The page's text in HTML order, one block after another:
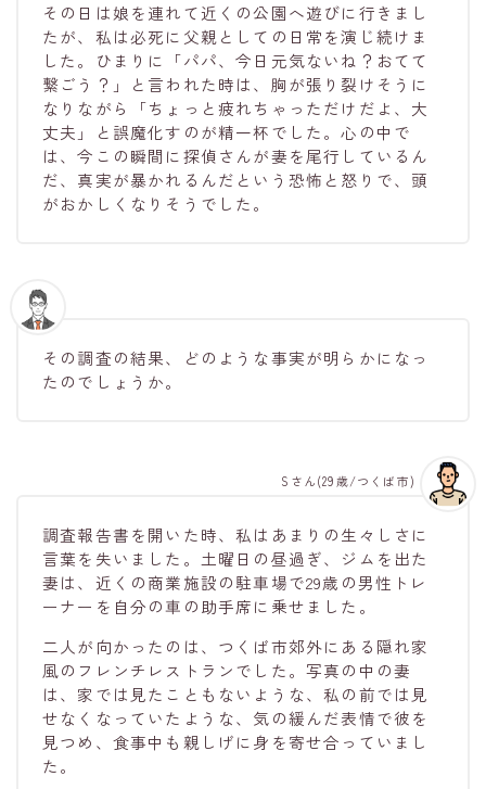
その日は娘を連れて近くの公園へ遊びに行きまし
たが、私は必死に父親としての日常を演じ続けま
した。ひまりに「パパ、今日元気ないね？おてて
繋ごう？」と言われた時は、胸が張り裂けそうに
なりながら「ちょっと疲れちゃっただけだよ、大
丈夫」と誤魔化すのが精一杯でした。心の中で
は、今この瞬間に探偵さんが妻を尾行しているん
だ、真実が暴かれるんだという恐怖と怒りで、頭
がおかしくなりそうでした。
その調査の結果、どのような事実が明らかになっ
たのでしょうか。
調査報告書を開いた時、私はあまりの生々しさに
言葉を失いました。土曜日の昼過ぎ、ジムを出た
妻は、近くの商業施設の駐車場で29歳の男性トレ
ーナーを自分の車の助手席に乗せました。
二人が向かったのは、つくば市郊外にある隠れ家
風のフレンチレストランでした。写真の中の妻
は、家では見たこともないような、私の前では見
せなくなっていたような、気の緩んだ表情で彼を
見つめ、食事中も親しげに身を寄せ合っていまし
た。
Sさん(29歳/つくば市)